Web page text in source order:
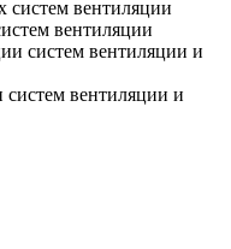
вентиляции
вентиляции и